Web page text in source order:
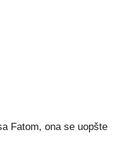
Fatom, ona se uopšte